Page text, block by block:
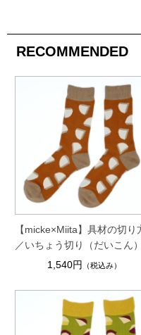
RECOMMENDED
【micke×Miita】具材の切り
／いちょう切り（だいこん）
1,540円
（税込み）